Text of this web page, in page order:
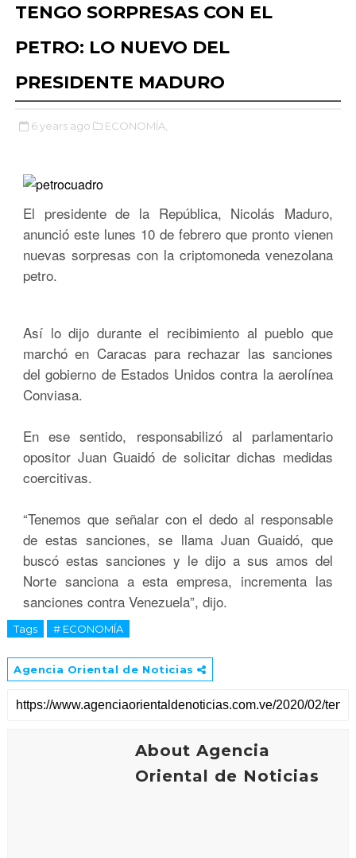
TENGO SORPRESAS CON EL
PETRO: LO NUEVO DEL
PRESIDENTE MADURO
6 years ago ECONOMÍA,
El presidente de la República, Nicolás Maduro,
anunció este lunes 10 de febrero que pronto vienen
nuevas sorpresas con la criptomoneda venezolana
petro.
Así lo dijo durante el recibimiento al pueblo que
marchó en Caracas para rechazar las sanciones
del gobierno de Estados Unidos contra la aerolínea
Conviasa.
En ese sentido, responsabilizó al parlamentario
opositor Juan Guaidó de solicitar dichas medidas
coercitivas.
“Tenemos que señalar con el dedo al responsable
de estas sanciones, se llama Juan Guaidó, que
buscó estas sanciones y le dijo a sus amos del
Norte sanciona a esta empresa, incrementa las
sanciones contra Venezuela”, dijo.
Tags # ECONOMÍA
Agencia Oriental de Noticias
About Agencia
Oriental de Noticias